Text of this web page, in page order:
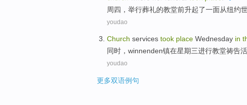
周四 ， 举行葬礼的教堂前升起了一面从纽约
youdao
Church services took place Wednesday in
同时， winnenden镇在星期三进行教堂祷告
youdao
更多双语例句